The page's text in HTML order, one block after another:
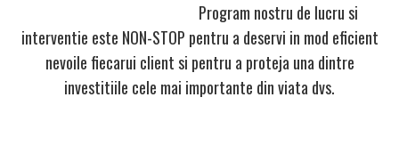
Program nostru de lucru si
interventie este NON-STOP pentru a deservi in mod eficient
nevoile fiecarui client si pentru a proteja una dintre
investitiile cele mai importante din viata dvs.